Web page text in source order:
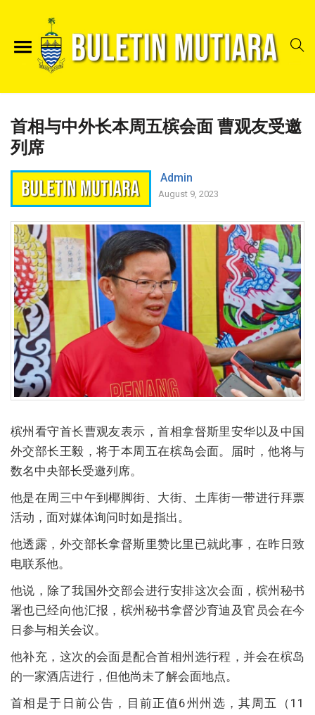
首相与中外长本周五槟会面 曹观友受邀
列席
Admin
August 9, 2023
槟州看守首长曹观友表示，首相拿督斯里安华以及中国
外交部长王毅，将于本周五在槟岛会面。届时，他将与
数名中央部长受邀列席。
他是在周三中午到椰脚街、大街、土库街一带进行拜票
活动，面对媒体询问时如是指出。
他透露，外交部长拿督斯里赞比里已就此事，在昨日致
电联系他。
他说，除了我国外交部会进行安排这次会面，槟州秘书
署也已经向他汇报，槟州秘书拿督沙育迪及官员会在今
日参与相关会议。
他补充，这次的会面是配合首相州选行程，并会在槟岛
的一家酒店进行，但他尚未了解会面地点。
首相是于日前公告，目前正值6州州选，其周五（11